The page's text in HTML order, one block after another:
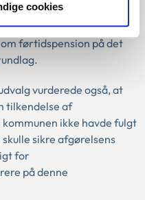
cookies
vurderede, at
til en
førtidspension på det
vurderede også, at
tilkendelse af
ikke havde fulgt
sikre afgørelsens
for
på denne